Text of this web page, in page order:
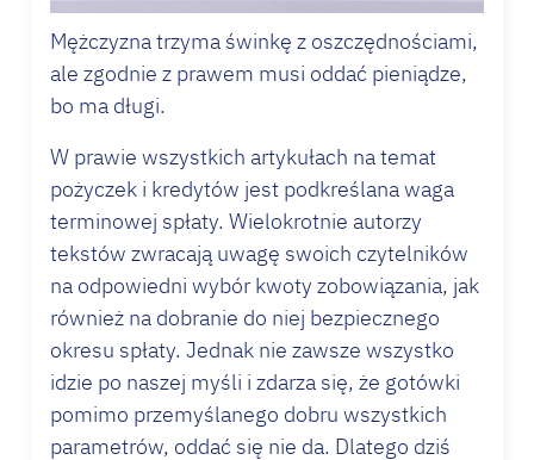
Mężczyzna trzyma świnkę z oszczędnościami,
ale zgodnie z prawem musi oddać pieniądze,
bo ma długi.
W prawie wszystkich artykułach na temat
pożyczek i kredytów jest podkreślana waga
terminowej spłaty. Wielokrotnie autorzy
tekstów zwracają uwagę swoich czytelników
na odpowiedni wybór kwoty zobowiązania, jak
również na dobranie do niej bezpiecznego
okresu spłaty. Jednak nie zawsze wszystko
idzie po naszej myśli i zdarza się, że gotówki
pomimo przemyślanego dobru wszystkich
parametrów, oddać się nie da. Dlatego dziś